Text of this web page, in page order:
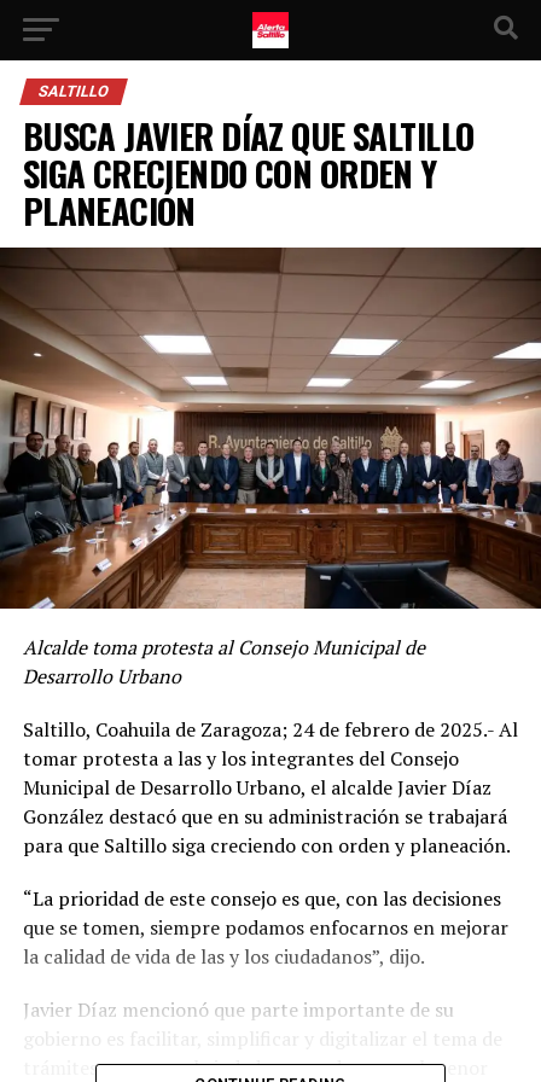
SALTILLO
BUSCA JAVIER DÍAZ QUE SALTILLO
SIGA CRECIENDO CON ORDEN Y
PLANEACIÓN
Alcalde toma protesta al Consejo Municipal de
Desarrollo Urbano
Saltillo, Coahuila de Zaragoza; 24 de febrero de 2025.- Al
tomar protesta a las y los integrantes del Consejo
Municipal de Desarrollo Urbano, el alcalde Javier Díaz
González destacó que en su administración se trabajará
para que Saltillo siga creciendo con orden y planeación.
“La prioridad de este consejo es que, con las decisiones
que se tomen, siempre podamos enfocarnos en mejorar
la calidad de vida de las y los ciudadanos”, dijo.
Javier Díaz mencionó que parte importante de su
gobierno es facilitar, simplificar y digitalizar el tema de
trámites para que el ciudadano pueda pasar el menor